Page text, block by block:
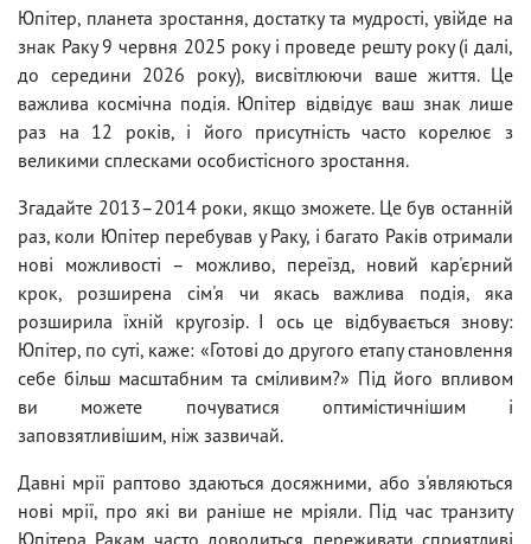
Юпітер, планета зростання, достатку та мудрості, увійде на
знак Раку 9 червня 2025 року і проведе решту року (і далі,
до середини 2026 року), висвітлюючи ваше життя. Це
важлива космічна подія. Юпітер відвідує ваш знак лише
раз на 12 років, і його присутність часто корелює з
великими сплесками особистісного зростання.
Згадайте 2013–2014 роки, якщо зможете. Це був останній
раз, коли Юпітер перебував у Раку, і багато Раків отримали
нові можливості – можливо, переїзд, новий кар'єрний
крок, розширена сім'я чи якась важлива подія, яка
розширила їхній кругозір. І ось це відбувається знову:
Юпітер, по суті, каже: «Готові до другого етапу становлення
себе більш масштабним та сміливим?» Під його впливом
ви можете почуватися оптимістичнішим і
заповзятливішим, ніж зазвичай.
Давні мрії раптово здаються досяжними, або з'являються
нові мрії, про які ви раніше не мріяли. Під час транзиту
Юпітера Ракам часто доводиться переживати сприятливі